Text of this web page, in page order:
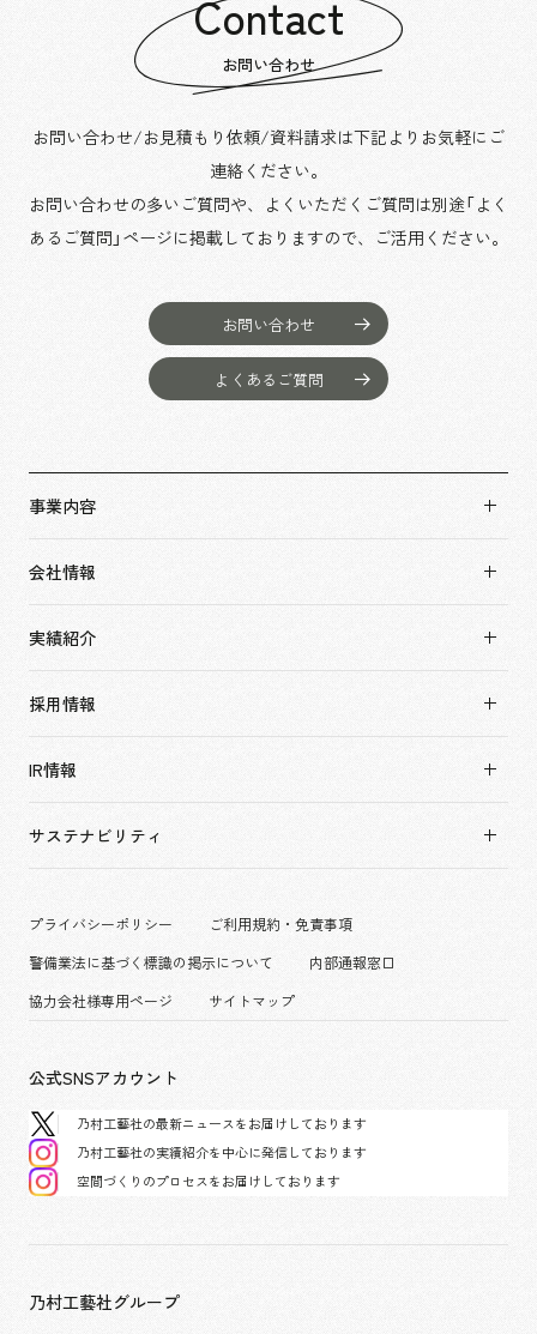
Contact
お問い合わせ
お問い合わせ/お見積もり依頼/資料請求は下記よりお気軽にご
連絡ください。
お問い合わせの多いご質問や、よくいただくご質問は別途「よく
あるご質問」ページに掲載しておりますので、
ご活用ください。
お問い合わせ
よくあるご質問
事業内容
会社情報
ソーシャルグッド
会社概要・アクセス
役員構成・組織図
実績紹介
アーバン & リテール
ホスピタリティ
コーポレート
コンベンション & イベント
パブリック
採用情報
キャリア採用
働く環境
IR情報
サステナビリティ
プライバシーポリシー
ご利用規約・免責事項
警備業法に基づく標識の掲示について
内部通報窓口
協力会社様専用ページ
サイトマップ
公式SNSアカウント
乃村工藝社の最新ニュースをお届けしております
乃村工藝社の実績紹介を中心に発信しております
空間づくりのプロセスをお届けしております
乃村工藝社グループ